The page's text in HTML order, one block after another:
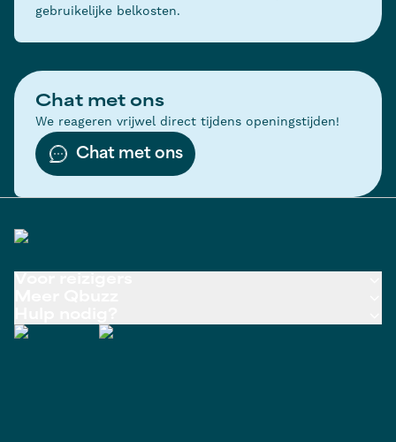
gebruikelijke belkosten.
Chat met ons
We reageren vrijwel direct tijdens openingstijden!
Chat met ons